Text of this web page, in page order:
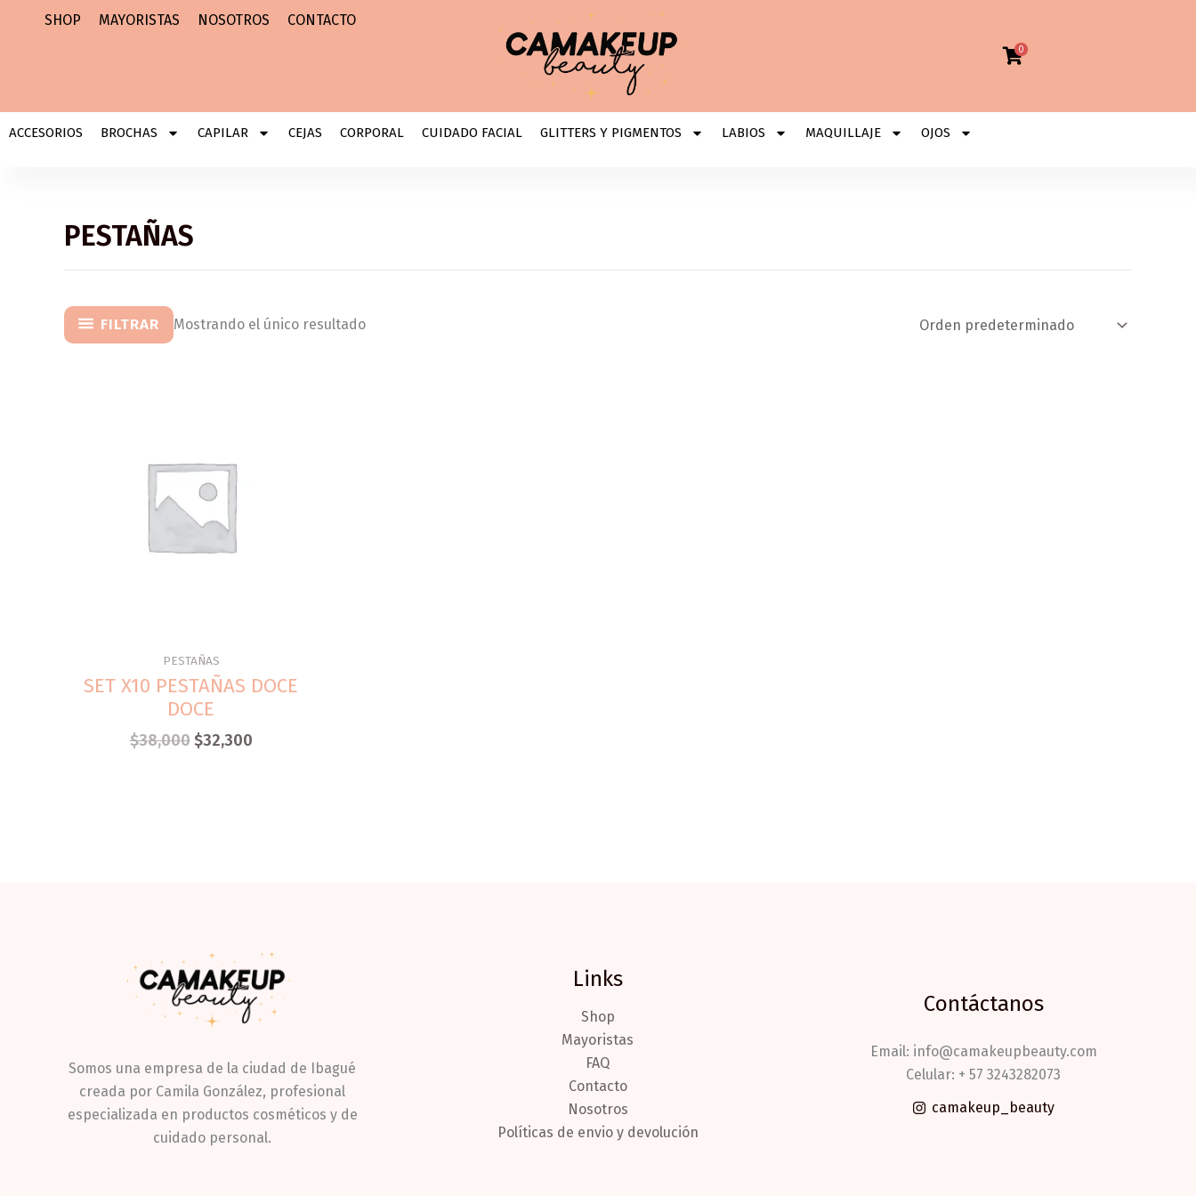
SHOP MAYORISTAS NOSOTROS CONTACTO
0
ACCESORIOS BROCHAS CAPILAR CEJAS CORPORAL CUIDADO FACIAL GLITTERS Y PIGMENTOS LABIOS MAQUILLAJE OJOS
PESTAÑAS
FILTRAR Mostrando el único resultado
PESTAÑAS
SET X10 PESTAÑAS DOCE
DOCE
$38,000 $32,300
Somos una empresa de la ciudad de Ibagué
creada por Camila González, profesional
especializada en productos cosméticos y de
cuidado personal.
Links
Shop
Mayoristas
FAQ
Contacto
Nosotros
Políticas de envio y devolución
Contáctanos
Email: info@camakeupbeauty.com
Celular: + 57 3243282073
camakeup_beauty